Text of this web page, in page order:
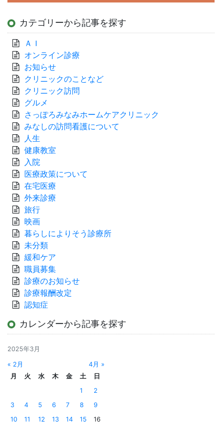
カテゴリーから記事を探す
ＡＩ
オンライン診療
お知らせ
クリニックのことなど
クリニック訪問
グルメ
さっぽろみなみホームケアクリニック
みなしの訪問看護について
人生
健康教室
入院
医療政策について
在宅医療
外来診療
旅行
映画
暮らしによりそう診療所
未分類
緩和ケア
職員募集
診療のお知らせ
診療報酬改定
認知症
カレンダーから記事を探す
2025年3月
« 2月
4月 »
月
火 水 木 金 土
日
1
2
3
4 5 6 7 8
9
10
11 12 13 14 15 16